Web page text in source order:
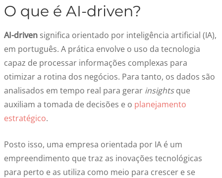
O que é AI-driven?
AI-driven significa orientado por inteligência artificial (IA),
em português. A prática envolve o uso da tecnologia
capaz de processar informações complexas para
otimizar a rotina dos negócios. Para tanto, os dados são
analisados em tempo real para gerar insightsque
auxiliam a tomada de decisões e o planejamento
estratégico.
Posto isso, uma empresa orientada por IA é um
empreendimento que traz as inovações tecnológicas
para perto e as utiliza como meio para crescer e se